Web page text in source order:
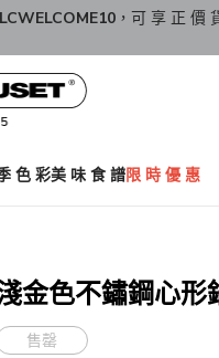
LCWELCOME10 ，可 享 正 價
色 彩美 味 食 譜限 時 優 惠
金色不鏽鋼心形
售罄